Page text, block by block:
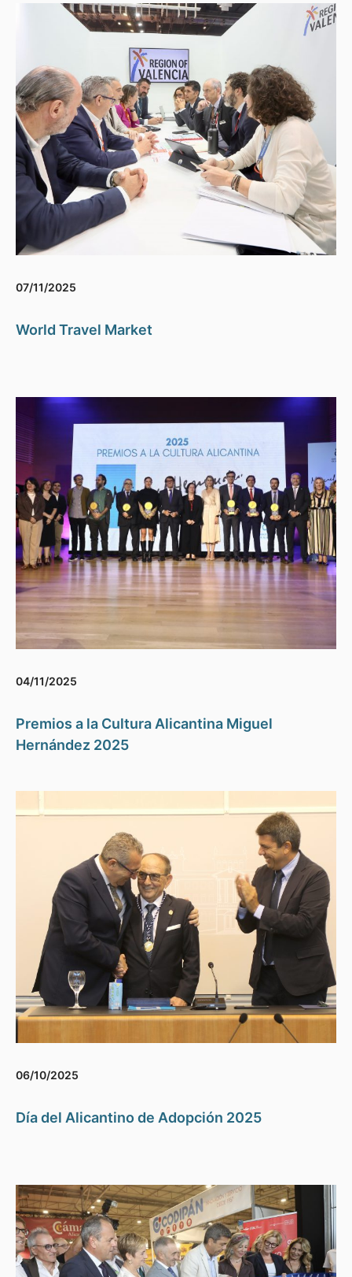
07/11/2025
World Travel Market
04/11/2025
Premios a la Cultura Alicantina Miguel
Hernández 2025
06/10/2025
Día del Alicantino de Adopción 2025